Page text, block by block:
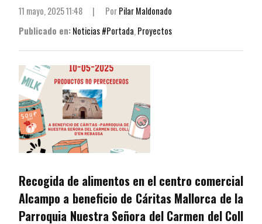
11 mayo, 2025 11:48 | PorPilar Maldonado
Publicado en:Noticias #Portada, Proyectos
Recogida de alimentos en el centro comercial
Alcampo a beneficio de Cáritas Mallorca de la
Parroquia Nuestra Señora del Carmen del Coll